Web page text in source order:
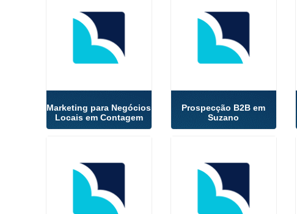
Marketing para Negócios
Locais em Contagem
Prospecção B2B em
Suzano